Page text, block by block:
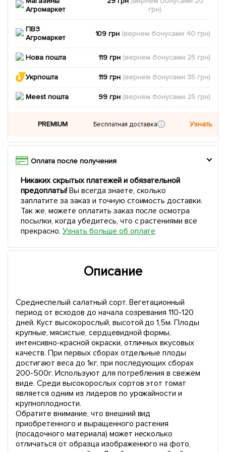
Агромаркет
грн)
ПВЗ
Агромаркет
109 грн (вернем бонусами 40 грн)
Нова пошта 119 грн (вернем бонусами 25 грн)
Укрпошта 119 грн (вернем бонусами35 грн)
Meest пошта 99 грн (вернем бонусами 25 грн)
PREMIUM Бесплатная доставка Узнать
Оплата после получения
Никаких скрытых платежей и обязательной
предоплаты!Вы всегда знаете, сколько
заплатите за заказ и точную стоимость доставки.
Так же, можете оплатить заказ после осмотра
посылки, когда убедитесь, что с растениями все
прекрасно. Узнать больше об оплате
Описание
Среднеспелый салатный сорт. Вегетационный
период от всходов до начала созревания 110-120
дней. Куст высокорослый, высотой до 1,5м. Плоды
крупные, мясистые, сердцевидной формы,
интенсивно-красной окраски, отличных вкусовых
качеств. При первых сборах отдельные плоды
достигают веса до 1кг, при последующих сборах
200-500г. Используют для потребления в свежем
виде. Среди высокорослых сортов этот томат
является одним из лидеров по урожайности и
крупноплодности.
Обратите внимание, что внешний вид
приобретенного и выращенного растения
(посадочного материала) может несколько
отличаться от образца изображенного на фото,